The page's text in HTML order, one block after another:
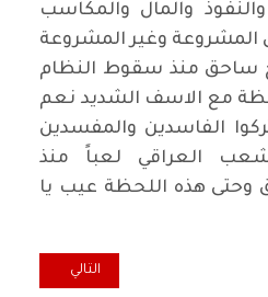
والمال والمكاسب
المشروعة وغير المشروعة
ساحق منذ سقوط النظام
مع الاسف الشديد نعم
الفاسدين والمفسدين
العراقي لعباً منذ
وحتى هذه اللحظة عيب يا
تكييف الزراعة مع بيئتنا القاسيةالمقال التالي:
التالي